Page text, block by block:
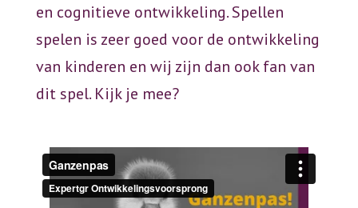
en cognitieve ontwikkeling. Spellen
spelen is zeer goed voor de ontwikkeling
van kinderen en wij zijn dan ook fan van
dit spel. Kijk je mee?